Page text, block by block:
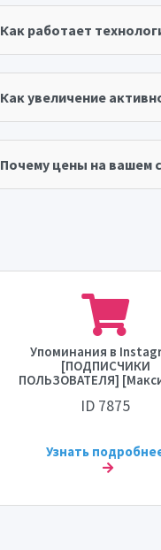
Как работает
Как увеличение
Почему цены на вашем
Упоминания в
[ПОДПИСЧИКИ
ПОЛЬЗОВАТЕЛЯ]
1М] [Время начала: 0 - 1
[Скорость: 20К/
ID 7875
Узнать